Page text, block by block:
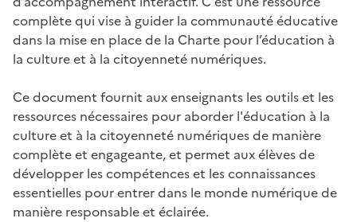
complète qui vise à guider la communauté éducative
dans la mise en place de la Charte pour l’éducation à
la culture et à la citoyenneté numériques.
Ce document fournit aux enseignants les outils et les
ressources nécessaires pour aborder l'éducation à la
culture et à la citoyenneté numériques de manière
complète et engageante, et permet aux élèves de
développer les compétences et les connaissances
essentielles pour entrer dans le monde numérique de
manière responsable et éclairée.